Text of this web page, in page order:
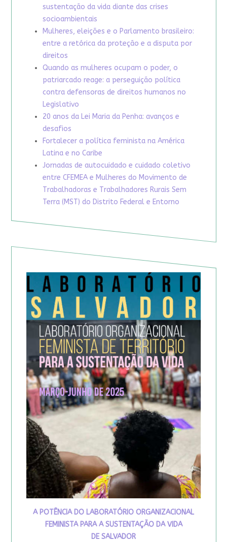
sustentação da vida diante das crises
socioambientais
Mulheres, eleições e o Parlamento brasileiro:
entre a retórica da proteção e a disputa por
direitos
Quando as mulheres ocupam o poder, o
patriarcado reage: a perseguição política
contra defensoras de direitos humanos no
Legislativo
20 anos da Lei Maria da Penha: avanços e
desafios
Fortalecer a política feminista na América
Latina e no Caribe
Jornadas de autocuidado e cuidado coletivo
entre CFEMEA e Mulheres do Movimento de
Trabalhadoras e Trabalhadores Rurais Sem
Terra (MST) do Distrito Federal e Entorno
A POTÊNCIA DO LABORATÓRIO ORGANIZACIONAL
FEMINISTA PARA A SUSTENTAÇÃO DA VIDA
DE SALVADOR